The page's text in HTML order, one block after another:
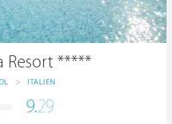
Resort *****
> ITALIEN
9.29